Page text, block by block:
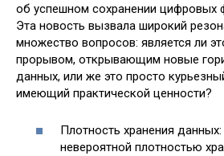
об успешном сохранении цифровых
Эта новость вызвала широкий
множество вопросов: является ли
прорывом, открывающим новые
данных, или же это просто
имеющий практической ценности?
Плотность хранения
невероятной плотностью